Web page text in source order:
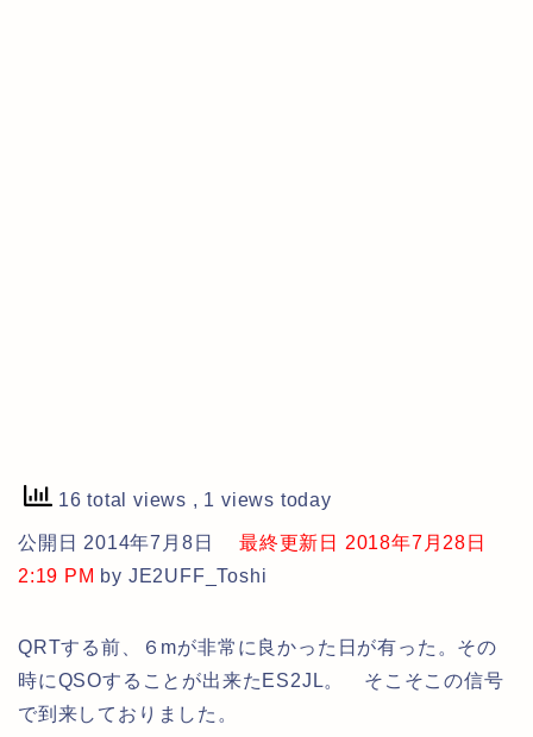
16 total views , 1 views today
公開日 2014年7月8日
最終更新日 2018年7月28日
2:19 PM by JE2UFF_Toshi
QRTする前、６mが非常に良かった日が有った。その
時にQSOすることが出来たES2JL。 そこそこの信号
で到来しておりました。